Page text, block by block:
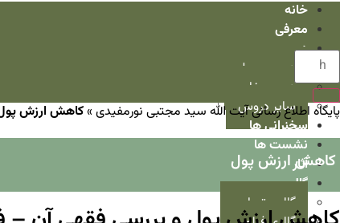
خانه
معرفی
دروس
دروس سطح
دروس خارج
سایر دروس
سخنرانی ها
نشست ها
آثار
گالری
گالری تصاویر
پایگاه اطلاع رسانی آیت الله سید مجتبی نورمفیدی »کاهش ارزش
کاهش ارزش پول